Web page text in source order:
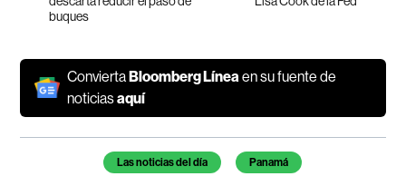
buques
ConviertaBloomberg Línea en su fuente de
noticiasaquí
Temas de este artículo
Las noticias del día Panamá